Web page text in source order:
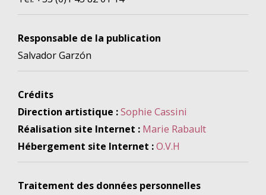
Responsable de la publication
Salvador Garzón
Crédits
Direction artistique :Sophie Cassini
Réalisation site Internet : Marie Rabault
Hébergement site Internet :O.V.H
Traitement des données personnelles